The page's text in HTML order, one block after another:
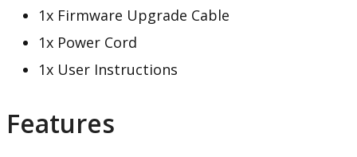
1x Firmware Upgrade Cable
1x Power Cord
1x User Instructions
Features